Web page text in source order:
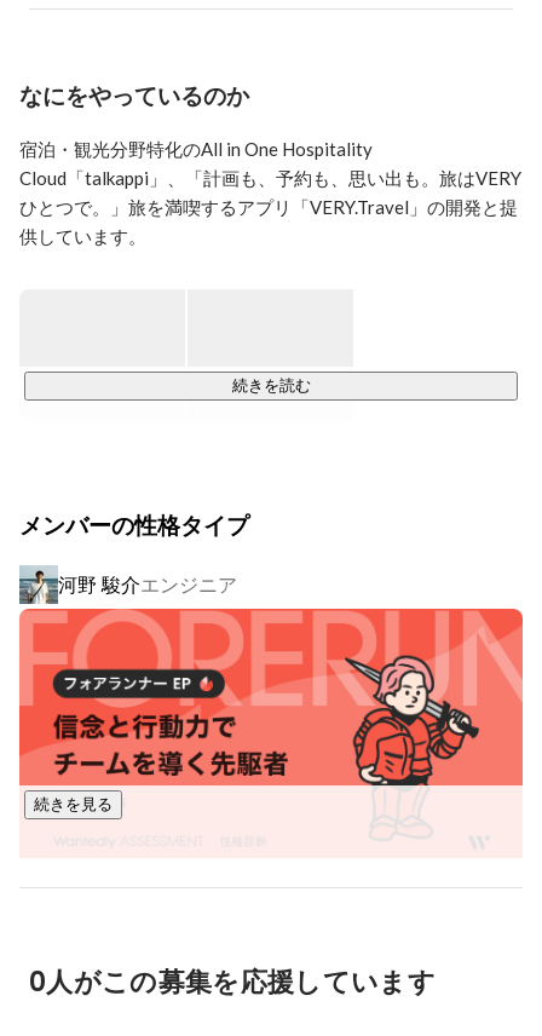
2019.4-2021.9 TOTO株式会社　千葉営業所　代理店営
業　代理店６社担当（千葉県・外房エリア担当）
ーザクラッソ（高級キッチン）　21年上期売上　営業
所１位
Rails6/Cloud9/Git/GitHub/MySQL/Heroku)
※ポートフォリオ掲載
する力」、
人々がワクワクした気持ちになれるコンテンツ制作に
エンジニアとして携わりたいと考えています。
ーエンジニアを目指した理由
将来的に「日本の魅力を海外に発信したい」という思
いがあり、
それをエンジニアとして叶えたいと考えたためです。
エンジニアの仕事は、私たちの生活に密着したITとい
う技術を使い
①世の中に提供できる物・事の限界がない事、
②より多くのユーザーへの満足を得るために自ら働き
かけができる事
達成のために、やるべきことを論理立て考え、
なにをやっているのか
宿泊・観光分野特化のAll in One Hospitality
Cloud「talkappi」、「計画も、予約も、思い出も。旅はVERY
ひとつで。」旅を満喫するアプリ「VERY.Travel」の開発と提
供しています。
サービスのHPはこちらです　→ https://talkappi.com
2025年6月にシリーズBの資金調達を完了しており、上場に向
急成長の段階ですので、売上の拡大、組織の構築、新製品と
サービスは続々開発など、大きな出来事に関与できる環境が
あります。
AI、旅行、グローバル化にご関心をお持ちの方、 観光地を活
性化して、日本をもっと元気にしたいと考えていらっしゃる
方、ぜひご応募ください。
続きを読む
メンバーの性格タイプ
河野 駿介エンジニア
続きを見る
0人がこの募集を応援しています